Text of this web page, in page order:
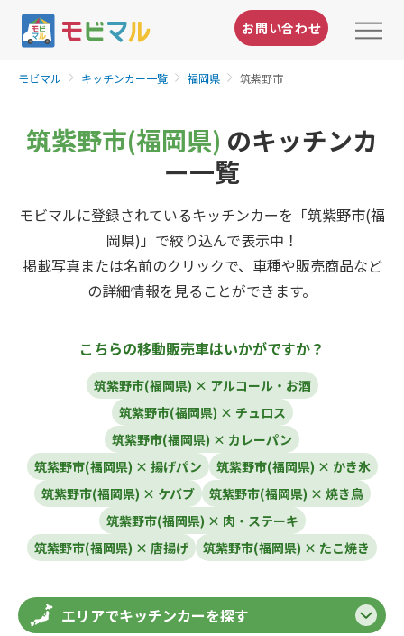
お問い合わせ
モビマル キッチンカー一覧 福岡県 筑紫野市
筑紫野市(福岡県) のキッチンカ
ー一覧
モビマルに登録されているキッチンカーを「筑紫野市(福
岡県)」で絞り込んで表示中！
掲載写真または名前のクリックで、車種や販売商品など
の詳細情報を見ることができます。
こちらの移動販売車はいかがですか？
筑紫野市(福岡県) × アルコール・お酒
筑紫野市(福岡県) × チュロス
筑紫野市(福岡県) × カレーパン
筑紫野市(福岡県) × 揚げパン
筑紫野市(福岡県) × かき氷
筑紫野市(福岡県) × ケバブ
筑紫野市(福岡県) × 焼き鳥
筑紫野市(福岡県) × 肉・ステーキ
筑紫野市(福岡県) × 唐揚げ
筑紫野市(福岡県) × たこ焼き
エリアでキッチンカーを探す